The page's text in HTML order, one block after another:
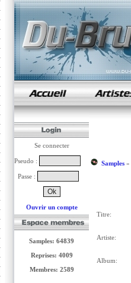
samples de rap
Se connecter
Pseudo :
Passe :
Ouvrir un compte
Samples: 64839
Reprises: 4009
Membres: 2589
Samples»
Titre:
Artiste:
Album: